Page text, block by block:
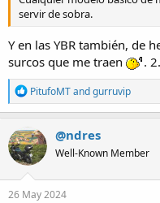
servir de sobra.
Y en las YBR también, de
surcos que me traen
.
R
e
a
c
t
i
o
n
s
PitufoMTandgurruvip
@ndres
Well-Known Member
26 May 2024